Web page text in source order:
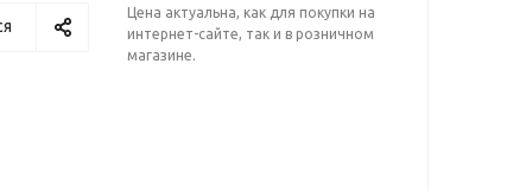
Цена актуальна, как для покупки на
интернет-сайте, так и в розничном
магазине.